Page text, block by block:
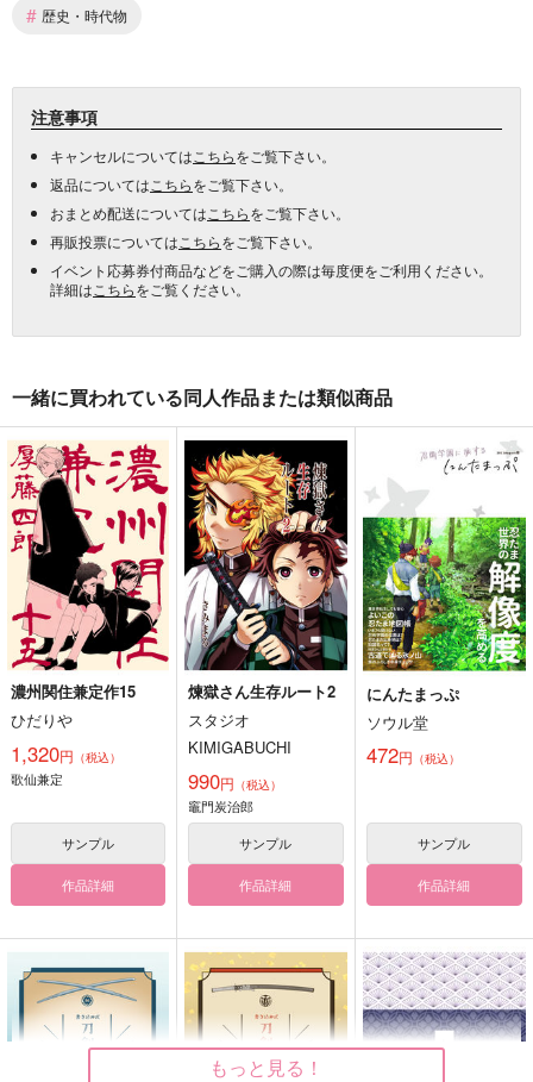
# 歴史・時代物
注意事項
キャンセルについては こちらをご覧下さい。
返品については こちらをご覧下さい。
おまとめ配送については こちらをご覧下さい。
再販投票については こちらをご覧下さい。
イベント応募券付商品などをご購入の際は毎度便をご利用ください。
詳細は こちらをご覧ください。
一緒に買われている同人作品または類似商品
濃州関住兼定作15
ひだりや
1,320円 （税込）
歌仙兼定
サンプル
作品詳細
煉獄さん生存ルート2
スタジオ
KIMIGABUCHI
990円 （税込）
竈門炭治郎
サンプル
作品詳細
にんたまっぷ
ソウル堂
472円 （税込）
サンプル
作品詳細
もっと見る！